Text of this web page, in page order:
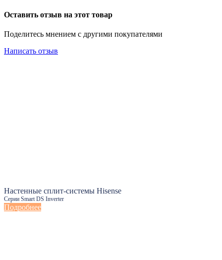
Оставить отзыв на этот товар
Поделитесь мнением с другими покупателями
Написать отзыв
Настенные сплит-системы Hisense
Серии Smart DS Inverter
Подробнее